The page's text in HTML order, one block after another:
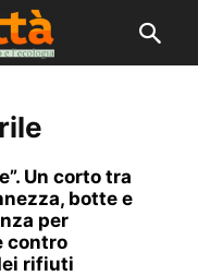
Un corto tra
botte e
per
contro
rifiuti